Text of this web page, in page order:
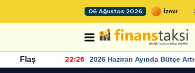
06 Ağustos 2026
Flaş 22:26
2026 Haziran Ayında Bütçe
Yaşandı